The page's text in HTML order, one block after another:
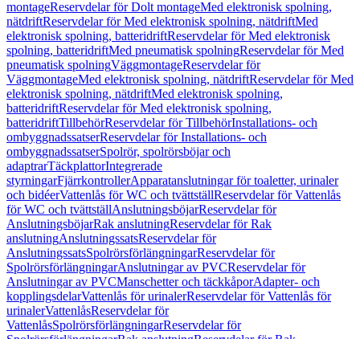
montageReservdelar för Dolt montageMed elektronisk spolning,
nätdriftReservdelar för Med elektronisk spolning, nätdriftMed
elektronisk spolning, batteridriftReservdelar för Med elektronisk
spolning, batteridriftMed pneumatisk spolningReservdelar för Med
pneumatisk spolningVäggmontageReservdelar för
VäggmontageMed elektronisk spolning, nätdriftReservdelar för Med
elektronisk spolning, nätdriftMed elektronisk spolning,
batteridriftReservdelar för Med elektronisk spolning,
batteridriftTillbehörReservdelar för TillbehörInstallations- och
ombyggnadssatserReservdelar för Installations- och
ombyggnadssatserSpolrör, spolrörsböjar och
adaptrarTäckplattorIntegrerade
styrningarFjärrkontrollerApparatanslutningar för toaletter, urinaler
och bidéerVattenlås för WC och tvättställReservdelar för Vattenlås
för WC och tvättställAnslutningsböjarReservdelar för
AnslutningsböjarRak anslutningReservdelar för Rak
anslutningAnslutningssatsReservdelar för
AnslutningssatsSpolrörsförlängningarReservdelar för
SpolrörsförlängningarAnslutningar av PVCReservdelar för
Anslutningar av PVCManschetter och täckkåporAdapter- och
kopplingsdelarVattenlås för urinalerReservdelar för Vattenlås för
urinalerVattenlåsReservdelar för
VattenlåsSpolrörsförlängningarReservdelar för